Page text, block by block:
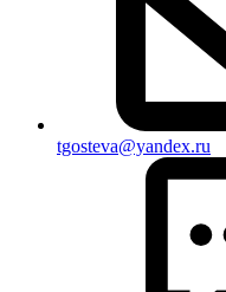
tgosteva@yandex.ru